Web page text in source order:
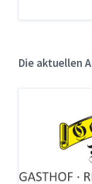
Die aktuellen